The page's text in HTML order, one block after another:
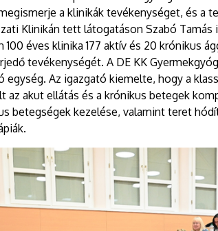
a klinikák tevékenységet, és a
Klinikán tett látogatáson Szabó
100 éves klinika 177 aktív és 20 krónikus
tevékenységét. A DE KK
egység. Az igazgató kiemelte, hogy a
az akut ellátás és a krónikus betegek
betegségek kezelése, valamint teret